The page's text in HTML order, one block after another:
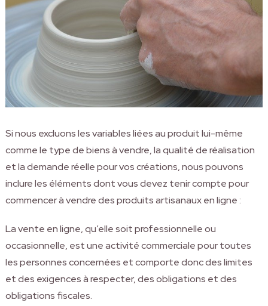
Si nous excluons les variables liées au produit lui-même
comme le type de biens à vendre, la qualité de réalisation
et la demande réelle pour vos créations, nous pouvons
inclure les éléments dont vous devez tenir compte pour
commencer à vendre des produits artisanaux en ligne :
La vente en ligne, qu’elle soit professionnelle ou
occasionnelle, est une activité commerciale pour toutes
les personnes concernées et comporte donc des limites
et des exigences à respecter, des obligations et des
obligations fiscales.